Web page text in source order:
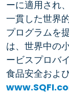
ーに適用され
一貫した世界
プログラムを
は、世界中の
ービスプロバ
食品安全およ